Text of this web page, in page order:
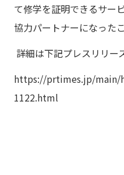
て修学を証明できるサー
協力パートナーになった
詳細は下記プレスリリー
https://prtimes.jp/main/
1122.html